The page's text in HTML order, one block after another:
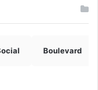
Boulevard